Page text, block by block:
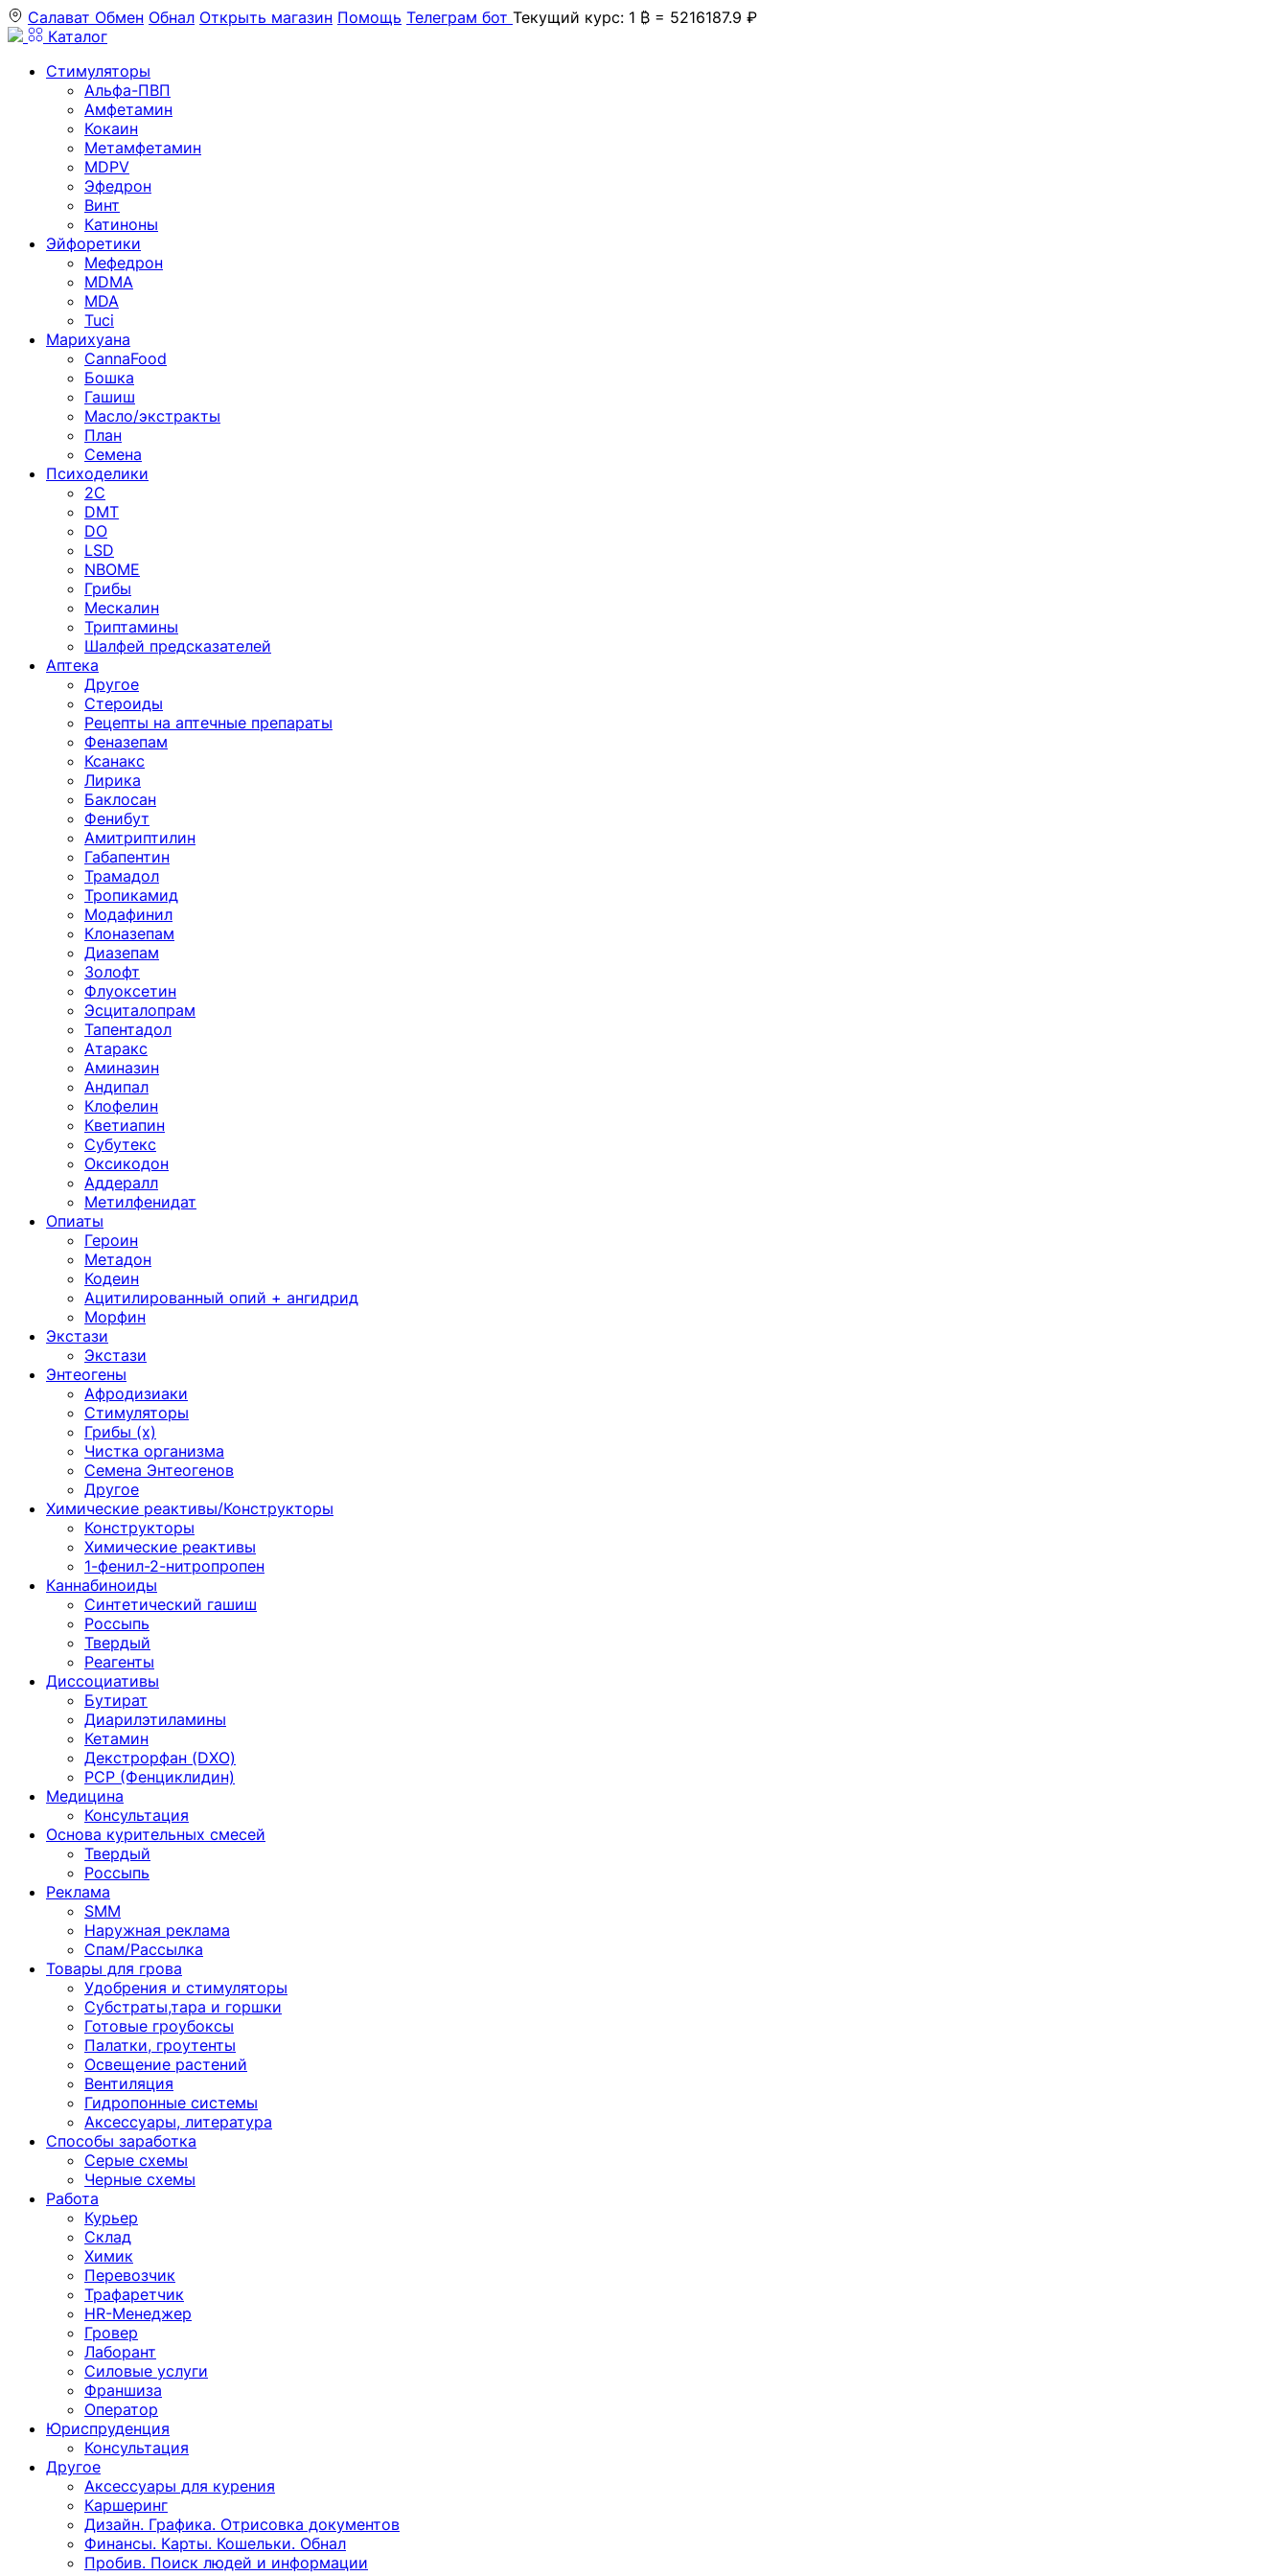
Салават Обмен Обнал Открыть магазин Помощь Телеграм бот Текущий курс: 1 ₿ = 5216187.9 ₽
Каталог
Стимуляторы
Альфа-ПВП
Амфетамин
Кокаин
Метамфетамин
MDPV
Эфедрон
Винт
Катиноны
Эйфоретики
Мефедрон
MDMA
MDA
Tuci
Марихуана
CannaFood
Бошка
Гашиш
Масло/экстракты
План
Семена
Психоделики
2C
DMT
DO
LSD
NBOME
Грибы
Мескалин
Триптамины
Шалфей предсказателей
Аптека
Другое
Стероиды
Рецепты на аптечные препараты
Феназепам
Ксанакс
Лирика
Баклосан
Фенибут
Амитриптилин
Габапентин
Трамадол
Тропикамид
Модафинил
Клоназепам
Диазепам
Золофт
Флуоксетин
Эсциталопрам
Тапентадол
Атаракс
Аминазин
Андипал
Клофелин
Кветиапин
Субутекс
Оксикодон
Аддералл
Метилфенидат
Опиаты
Героин
Метадон
Кодеин
Ацитилированный опий + ангидрид
Морфин
Экстази
Экстази
Энтеогены
Афродизиаки
Стимуляторы
Грибы (х)
Чистка организма
Семена Энтеогенов
Другое
Химические реактивы/Конструкторы
Конструкторы
Химические реактивы
1-фенил-2-нитропропен
Каннабиноиды
Синтетический гашиш
Россыпь
Твердый
Реагенты
Диссоциативы
Бутират
Диарилэтиламины
Кетамин
Декстрорфан (DXO)
PCP (Фенциклидин)
Медицина
Консультация
Основа курительных смесей
Твердый
Россыпь
Реклама
SMM
Наружная реклама
Спам/Рассылка
Товары для грова
Удобрения и стимуляторы
Субстраты,тара и горшки
Готовые гроубоксы
Палатки, гроутенты
Освещение растений
Вентиляция
Гидропонные системы
Аксессуары, литература
Способы заработка
Серые схемы
Черные схемы
Работа
Курьер
Склад
Химик
Перевозчик
Трафаретчик
HR-Менеджер
Гровер
Лаборант
Силовые услуги
Франшиза
Оператор
Юриспруденция
Консультация
Другoе
Аксессуары для курения
Каршеринг
Дизайн. Графика. Отрисовка документов
Финансы. Карты. Кошельки. Обнал
Пробив. Поиск людей и информации